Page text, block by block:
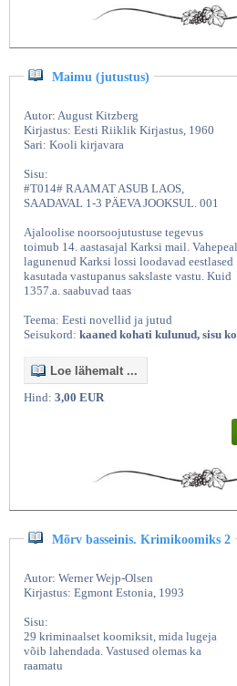
Maimu (jutustus)
Autor: August Kitzberg
Kirjastus: Eesti Riiklik Kirjastus, 1960
Sari: Kooli kirjavara
Sisu:
#T014# RAAMAT ASUB LAOS,
SAADAVAL 1-3 PÄEVA JOOKSUL. 001
Ajaloolise noorsoojutustuse tegevus
toimub 14. aastasajal Karksi mail. Vahepeal
lagunenud Karksi lossi loodavad eestlased
kasutada vastupanus sakslaste vastu. Kuid
1357.a. saabuvad taas
Teema: Eesti novellid ja jutud
Seisukord: kaaned kohati kulunud, sisu
Loe lähemalt ...
Hind: 3,00 EUR
Mõrv basseinis. Krimikoomiks 2
Autor: Werner Wejp-Olsen
Kirjastus: Egmont Estonia, 1993
Sisu:
29 kriminaalset koomiksit, mida lugeja
võib lahendada. Vastused olemas ka
raamatu